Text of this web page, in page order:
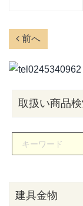
前へ
取扱い商品
建具金物